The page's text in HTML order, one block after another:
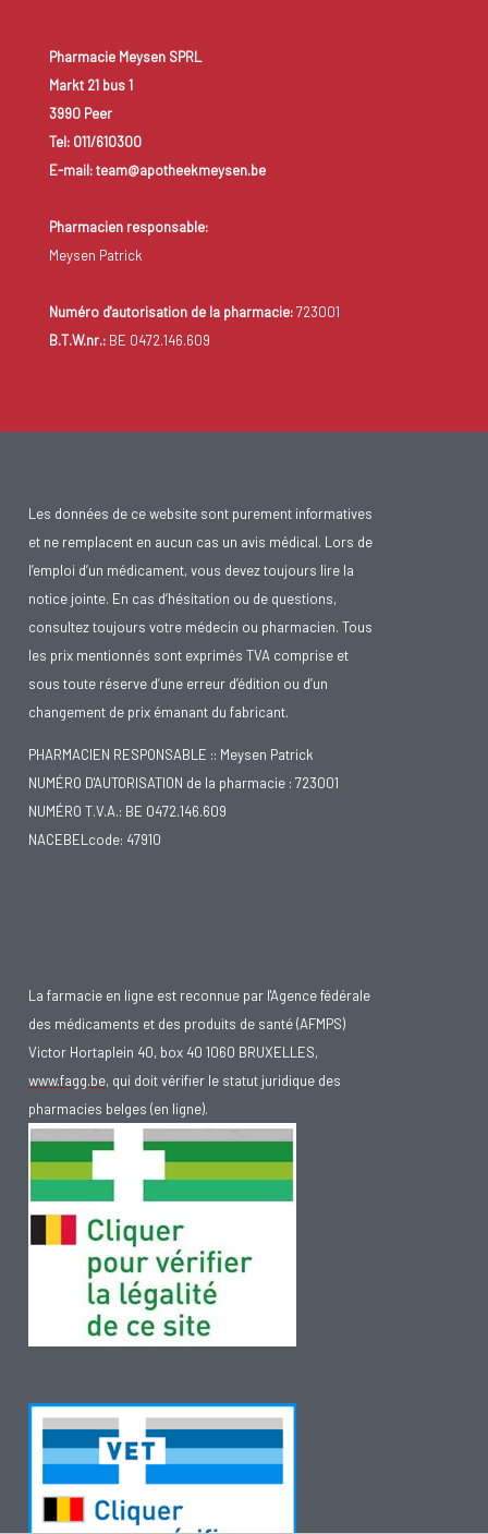
Pharmacie Meysen SPRL
Markt 21 bus 1
3990 Peer
Tel: 011/610300
E-mail: team@apotheekmeysen.be
Pharmacien responsable:
Meysen Patrick
Numéro d'autorisation de la pharmacie:723001
B.T.W.nr.:BE 0472.146.609
Les données de ce website sont purement informatives
et ne remplacent en aucun cas un avis médical. Lors de
l’emploi d’un médicament, vous devez toujours lire la
notice jointe. En cas d’hésitation ou de questions,
consultez toujours votre médecin ou pharmacien. Tous
les prix mentionnés sont exprimés TVA comprise et
sous toute réserve d’une erreur d’édition ou d’un
changement de prix émanant du fabricant.
PHARMACIEN RESPONSABLE :: Meysen Patrick
NUMÉRO D'AUTORISATION de la pharmacie : 723001
NUMÉRO T.V.A.: BE 0472.146.609
NACEBELcode: 47910
La farmacie en ligne est reconnue par l'Agence fédérale
des médicaments et des produits de santé (AFMPS)
Victor Hortaplein 40, box 40 1060 BRUXELLES,
www.fagg.be, qui doit vérifier le statut juridique des
pharmacies belges (en ligne).